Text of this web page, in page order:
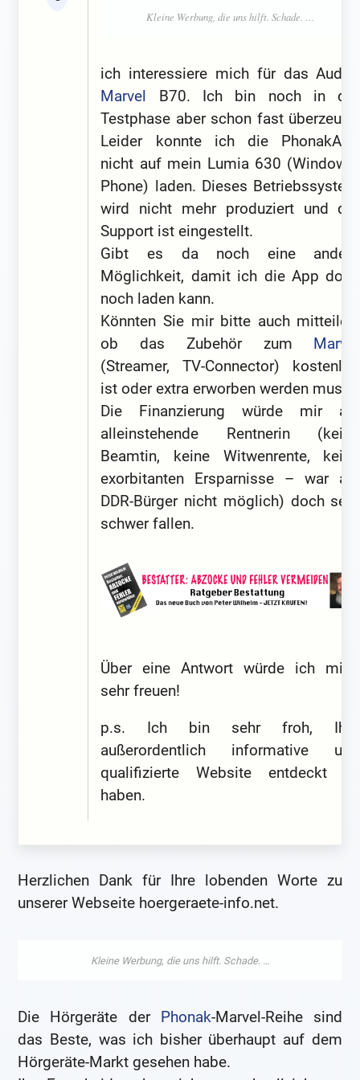
ich interessiere mich für das Audeo
Marvel B70. Ich bin noch in der
Testphase aber schon fast überzeugt.
Leider konnte ich die PhonakApp
nicht auf mein Lumia 630 (Windows-
Phone) laden. Dieses Betriebssystem
wird nicht mehr produziert und der
Support ist eingestellt.
Gibt es da noch eine andere
Möglichkeit, damit ich die App doch
noch laden kann.
Könnten Sie mir bitte auch mitteilen,
ob das Zubehör zum Marvel
(Streamer, TV-Connector) kostenlos
ist oder extra erworben werden muss.
Die Finanzierung würde mir als
alleinstehende Rentnerin (keine
Beamtin, keine Witwenrente, keine
exorbitanten Ersparnisse – war als
DDR-Bürger nicht möglich) doch sehr
schwer fallen.
Über eine Antwort würde ich mich
sehr freuen!
p.s. Ich bin sehr froh, Ihre
außerordentlich informative und
qualifizierte Website entdeckt zu
haben.
Herzlichen Dank für Ihre lobenden Worte zu
unserer Webseite hoergeraete-info.net.
Die Hörgeräte der Phonak-Marvel-Reihe sind
das Beste, was ich bisher überhaupt auf dem
Hörgeräte-Markt gesehen habe.